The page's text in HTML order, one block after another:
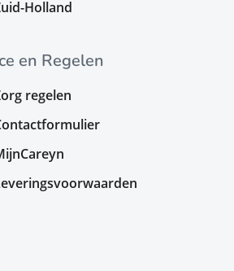
Holland
en Regelen
regelen